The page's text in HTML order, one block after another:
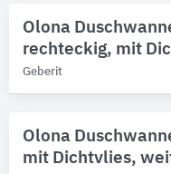
Olona
rechteckig, mit
Geberit
Olona
mit Dichtvlies,